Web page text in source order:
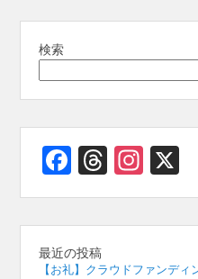
検索
Facebook
Threads
最近の投稿
【お礼】クラウドファンディ